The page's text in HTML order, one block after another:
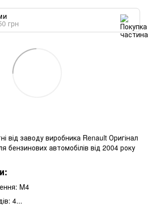
грн
від заводу виробника Renault Оригінал
бензинових автомобілів від 2004 року
M4
4...